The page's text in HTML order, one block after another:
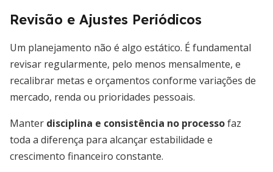
Revisão e Ajustes Periódicos
Um planejamento não é algo estático. É fundamental
revisar regularmente, pelo menos mensalmente, e
recalibrar metas e orçamentos conforme variações de
mercado, renda ou prioridades pessoais.
Manter disciplina e consistência no processofaz
toda a diferença para alcançar estabilidade e
crescimento financeiro constante.